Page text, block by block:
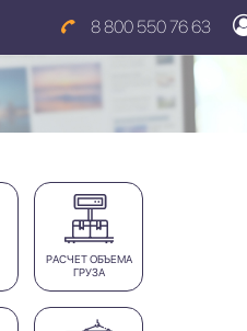
8 800 550 76 63
РАСЧЕТ ОБЪЕМА
ГРУЗА